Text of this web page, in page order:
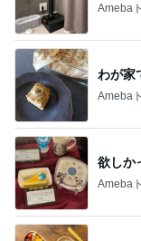
Ameba
わが家
Ameba
欲しか
Ameba